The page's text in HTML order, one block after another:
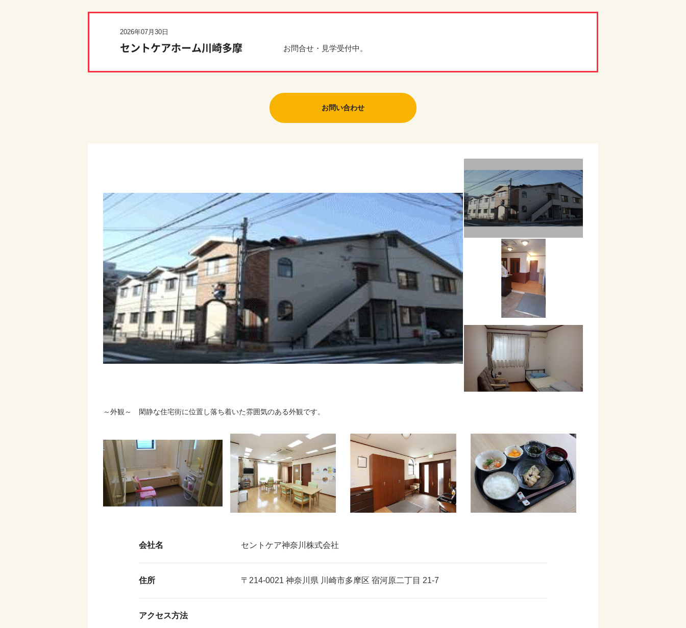
2026年07月30日
セントケアホーム川崎多摩 お問合せ・見学受付中。
お問い合わせ
～外観～ 閑静な住宅街に位置し落ち着いた雰囲気のある外観です。
会社名 セントケア神奈川株式会社
住所 〒214-0021 神奈川県 川崎市多摩区 宿河原二丁目 21-7
アクセス方法